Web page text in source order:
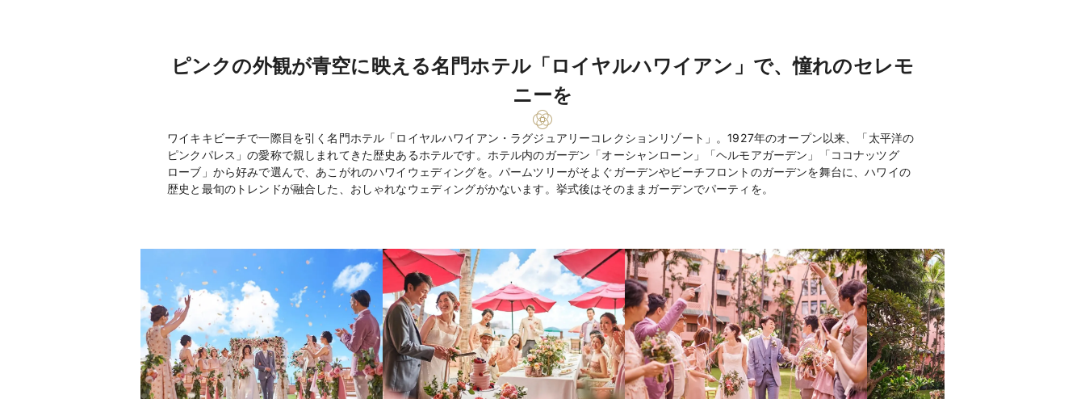
ピンクの外観が青空に映える名門ホテル「ロイヤルハワイアン」で、憧れのセレモ
ニーを
ワイキキビーチで一際目を引く名門ホテル「ロイヤルハワイアン・ラグジュアリーコレクションリゾート」。1927年のオープン以来、「太平洋の
ピンクパレス」の愛称で親しまれてきた歴史あるホテルです。ホテル内のガーデン「オーシャンローン」「ヘルモアガーデン」「ココナッツグ
ローブ」から好みで選んで、あこがれのハワイウェディングを。パームツリーがそよぐガーデンやビーチフロントのガーデンを舞台に、ハワイの
歴史と最旬のトレンドが融合した、おしゃれなウェディングがかないます。挙式後はそのままガーデンでパーティを。